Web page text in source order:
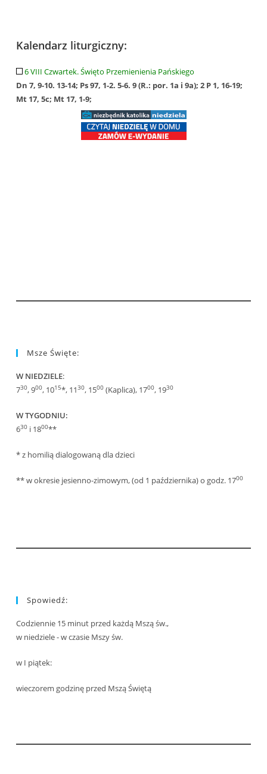
Kalendarz liturgiczny:
6 VIII Czwartek. Święto Przemienienia Pańskiego
Dn 7, 9-10. 13-14; Ps 97, 1-2. 5-6. 9 (R.: por. 1a i 9a); 2 P 1, 16-19;
Mt 17, 5c; Mt 17, 1-9;
Msze Święte:
W NIEDZIELE:
730, 900, 1015*, 1130, 1500 (Kaplica), 1700, 1930
W TYGODNIU:
630 i 1800**
* z homilią dialogowaną dla dzieci
** w okresie jesienno-zimowym, (od 1 października) o godz. 1700
Spowiedź:
Codziennie 15 minut przed każdą Mszą św.,
w niedziele - w czasie Mszy św.
w I piątek:
wieczorem godzinę przed Mszą Świętą